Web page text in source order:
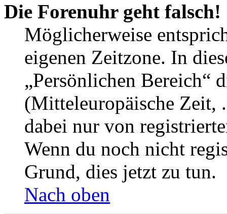
Die Forenuhr geht falsch!
Möglicherweise
eigenen Zeitzone. In
„Persönlichen Bereich“
(Mitteleuropäische Zeit,
dabei nur von
Wenn du noch nicht
Grund, dies jetzt zu tun.
Nach oben